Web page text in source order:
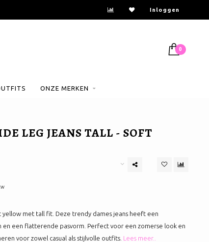
Inloggen
0
ONZE MERKEN
LEG JEANS TALL - SOFT
yellow met tall fit. Deze trendy dames jeans heeft een
een flatterende pasvorm. Perfect voor een zomerse look en
voor zowel casual als stijlvolle outfits. Lees meer..